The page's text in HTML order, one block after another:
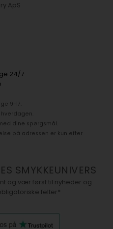
ApS
24/7
9-17.
dine spørgsmål.
på adressen er kun efter
SMYKKEUNIVERS
og vær først til nyheder og
felter*